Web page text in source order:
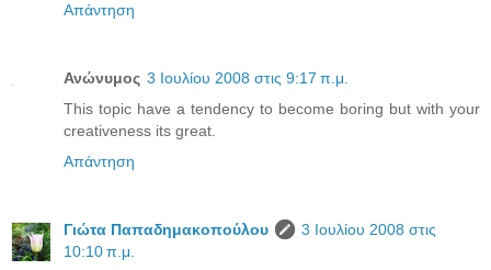
Απάντηση
Ανώνυμος 3 Ιουλίου 2008 στις 9:17 π.μ.
This topic have a tendency to become boring but with your
creativeness its great.
Απάντηση
Γιώτα Παπαδημακοπούλου
3 Ιουλίου 2008 στις
10:10 π.μ.